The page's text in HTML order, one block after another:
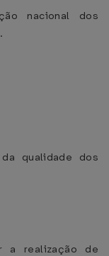
nacional dos
qualidade dos
a realização de